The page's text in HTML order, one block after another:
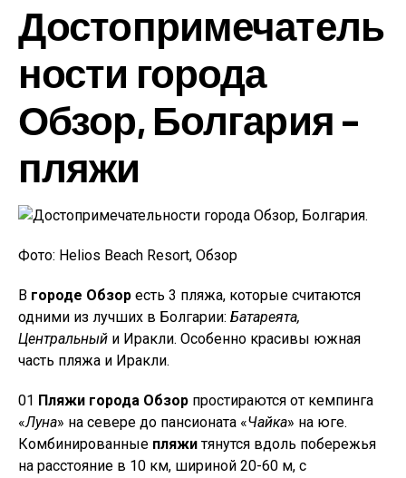
Достопримечатель
ности города
Обзор, Болгария –
пляжи
Фото: Helios Beach Resort, Обзор
В городе Обзор есть 3 пляжа, которые считаются
одними из лучших в Болгарии: Батареята,
Центральный и Иракли. Особенно красивы южная
часть пляжа и Иракли.
01 Пляжи города Обзор простираются от кемпинга
«Луна» на севере до пансионата «Чайка» на юге.
Комбинированные пляжитянутся вдоль побережья
на расстояние в 10 км, шириной 20-60 м, с